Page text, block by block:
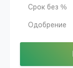
Срок без %
Одобрение